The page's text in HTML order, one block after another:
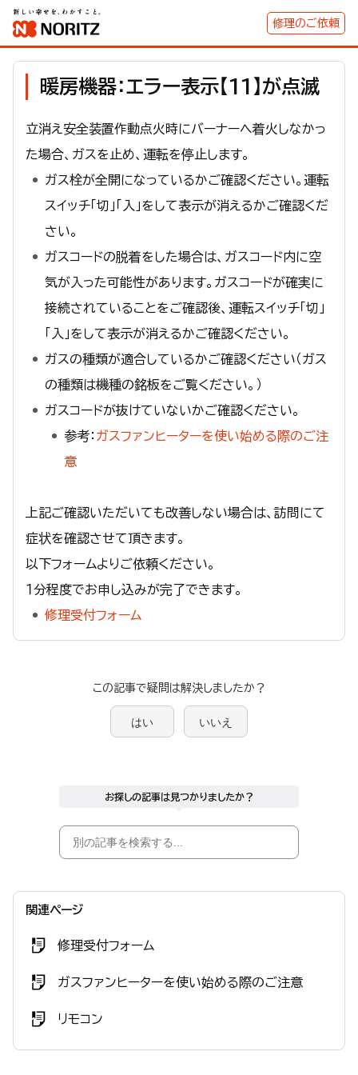
修理のご依頼
暖房機器：エラー表示【11】が点滅
立消え安全装置作動点火時にバーナーへ着火しなかっ
た場合、ガスを止め、運転を停止します。
ガス栓が全開になっているかご確認ください。運転
スイッチ「切」「入」をして表示が消えるかご確認くだ
さい。
ガスコードの脱着をした場合は、ガスコード内に空
気が入った可能性があります。ガスコードが確実に
接続されていることをご確認後、運転スイッチ「切」
「入」をして表示が消えるかご確認ください。
ガスの種類が適合しているかご確認ください（ガス
の種類は機種の銘板をご覧ください。）
ガスコードが抜けていないかご確認ください。
参考： ガスファンヒーターを使い始める際のご注
意
上記ご確認いただいても改善しない場合は、訪問にて
症状を確認させて頂きます。
以下フォームよりご依頼ください。
１分程度でお申し込みが完了できます。
修理受付フォーム
この記事で疑問は解決しましたか？
はい いいえ
お探しの記事は見つかりましたか？
関連ページ
修理受付フォーム
ガスファンヒーターを使い始める際のご注意
リモコン